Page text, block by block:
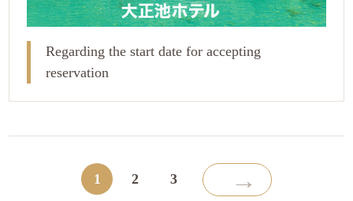
Regarding the start date for accepting
reservation
1 2 3 →